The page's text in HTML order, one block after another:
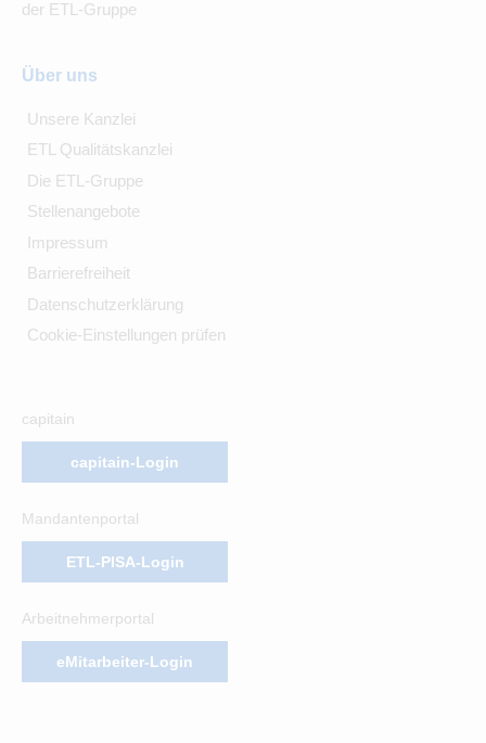
der ETL-Gruppe
Über uns
Unsere Kanzlei
ETL Qualitätskanzlei
Die ETL-Gruppe
Stellenangebote
Impressum
Barrierefreiheit
Datenschutzerklärung
Cookie-Einstellungen prüfen
capitain
capitain-Login
Mandantenportal
ETL-PISA-Login
Arbeitnehmerportal
eMitarbeiter-Login